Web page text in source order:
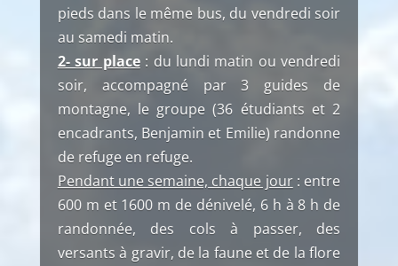
pieds dans le même bus, du vendredi soir
au samedi matin.
2- sur place: du lundi matin ou vendredi
soir, accompagné par 3 guides de
montagne, le groupe (36 étudiants et 2
encadrants, Benjamin et Emilie) randonne
de refuge en refuge.
Pendant une semaine, chaque jour: entre
600 m et 1600 m de dénivelé, 6 h à 8 h de
randonnée, des cols à passer, des
versants à gravir, de la faune et de la flore